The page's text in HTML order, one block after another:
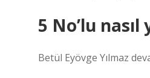
5 No’lu nasıl
Betül Eyövge Yılmaz